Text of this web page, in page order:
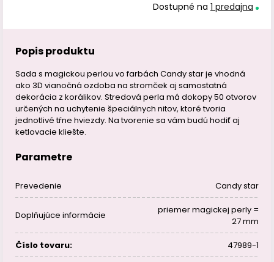
Dostupné na 1 predajna
Popis produktu
Sada s magickou perlou vo farbách Candy star je vhodná
ako 3D vianočná ozdoba na stromček aj samostatná
dekorácia z korálikov. Stredová perla má dokopy 50 otvorov
určených na uchytenie špeciálnych nitov, ktoré tvoria
jednotlivé tŕne hviezdy. Na tvorenie sa vám budú hodiť aj
ketlovacie kliešte.
Parametre
Prevedenie Candy star
Doplňujúce informácie
priemer magickej perly =
27 mm
Číslo tovaru: 47989-1